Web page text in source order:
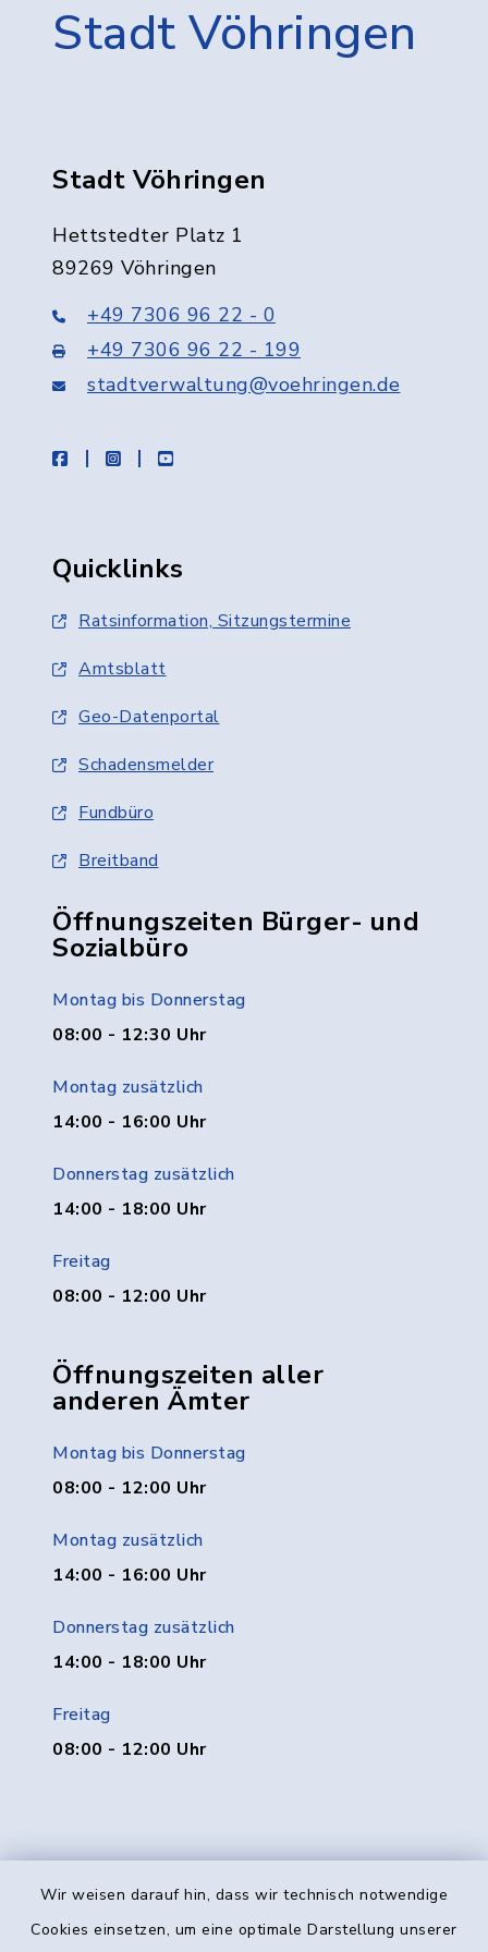
Wir weisen darauf hin, dass wir technisch notwendige
Cookies einsetzen, um eine optimale Darstellung unserer
Stadt Vöhringen
Stadt Vöhringen
Hettstedter Platz 1
89269 Vöhringen
+49 7306 96 22 - 0
+49 7306 96 22 - 199
stadtverwaltung@voehringen.de
facebookinstagramyoutube
Quicklinks
Ratsinformation, Sitzungstermine
Amtsblatt
Geo-Datenportal
Schadensmelder
Fundbüro
Breitband
Öffnungszeiten Bürger- und
Sozialbüro
Montag bis Donnerstag
08:00 - 12:30 Uhr
Montag zusätzlich
14:00 - 16:00 Uhr
Donnerstag zusätzlich
14:00 - 18:00 Uhr
Freitag
08:00 - 12:00 Uhr
Öffnungszeiten aller
anderen Ämter
Montag bis Donnerstag
08:00 - 12:00 Uhr
Montag zusätzlich
14:00 - 16:00 Uhr
Donnerstag zusätzlich
14:00 - 18:00 Uhr
Freitag
08:00 - 12:00 Uhr
Kontakt